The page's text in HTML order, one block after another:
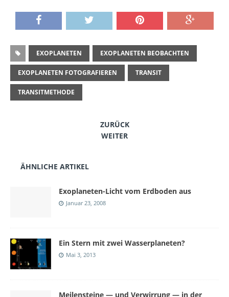
EXOPLANETEN EXOPLANETEN BEOBACHTEN
EXOPLANETEN FOTOGRAFIEREN TRANSIT
TRANSITMETHODE
ZURÜCK
WEITER
ÄHNLICHE ARTIKEL
Exoplaneten-Licht vom Erdboden aus
Januar 23, 2008
Ein Stern mit zwei Wasserplaneten?
Mai 3, 2013
Meilensteine — und Verwirrung — in der